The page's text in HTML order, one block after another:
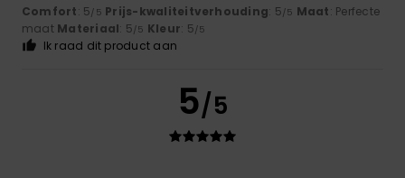
Comfort: 5/5 Prijs-kwaliteitverhouding: 5/5 Maat: Perfecte
maat Materiaal: 5/5 Kleur: 5/5
Ik raad dit product aan
5/5